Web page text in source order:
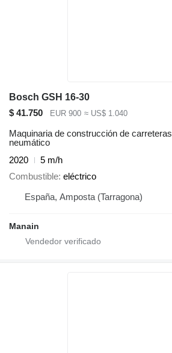
Bosch GSH 16-30
$ 41.750
EUR 900 ≈ US$ 1.040
Maquinaria de construcción de
neumático
2020
5 m/h
Combustible eléctrico
España, Amposta (Tarragona)
Manain